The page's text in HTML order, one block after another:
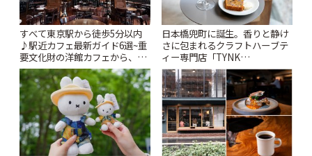
すべて東京駅から徒歩5分以内
♪駅近カフェ最新ガイド6選~重
要文化財の洋館カフェから、改
札すぐのレトロ喫茶まで~ | こと
りっぷ
日本橋兜町に誕生。香りと静け
さに包まれるクラフトハーブテ
ィー専門店「TYNK
Kabutocho」 | ことりっぷ